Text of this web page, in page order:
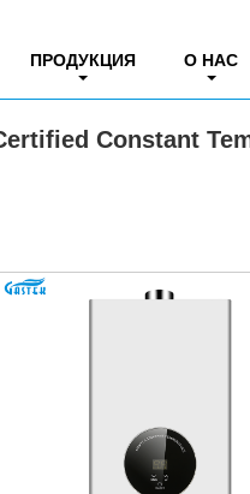
ПРОДУКЦИЯ О НАС
Constant